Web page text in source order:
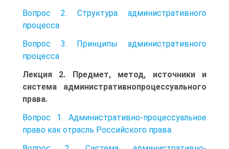
Вопрос 2. Структура административного
процесса
Вопрос 3. Принципы административного
процесса
Лекция 2. Предмет, метод, источники и
система административнопроцессуального
права.
Вопрос 1. Административно-процессуальное
право как отрасль Российского права.